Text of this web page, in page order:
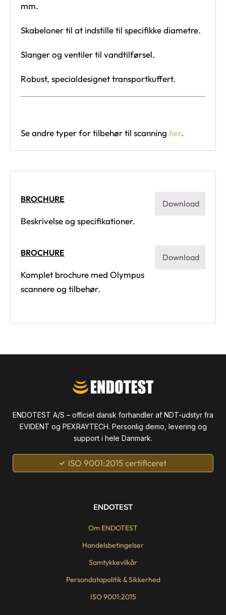
mm.
Skabeloner til at indstille til specifikke diametre.
Slanger og ventiler til vandtilførsel.
Robust, specialdesignet transportkuffert.
Se andre typer for tilbehør til scanning her.
BROCHURE Download
Beskrivelse og specifikationer.
BROCHURE Download
Komplet brochure med Olympus
scannere og tilbehør.
ENDOTEST A/S – officiel dansk forhandler af NDT-udstyr fra
EVIDENT og PEXRAYTECH. Personlig demo, levering og
support i hele Danmark.
ISO 9001:2015 certificeret
ENDOTEST
Om ENDOTEST
Handelsbetingelser
Samtykkevilkår
Persondatapolitik & Sikkerhed
ISO 9001:2015